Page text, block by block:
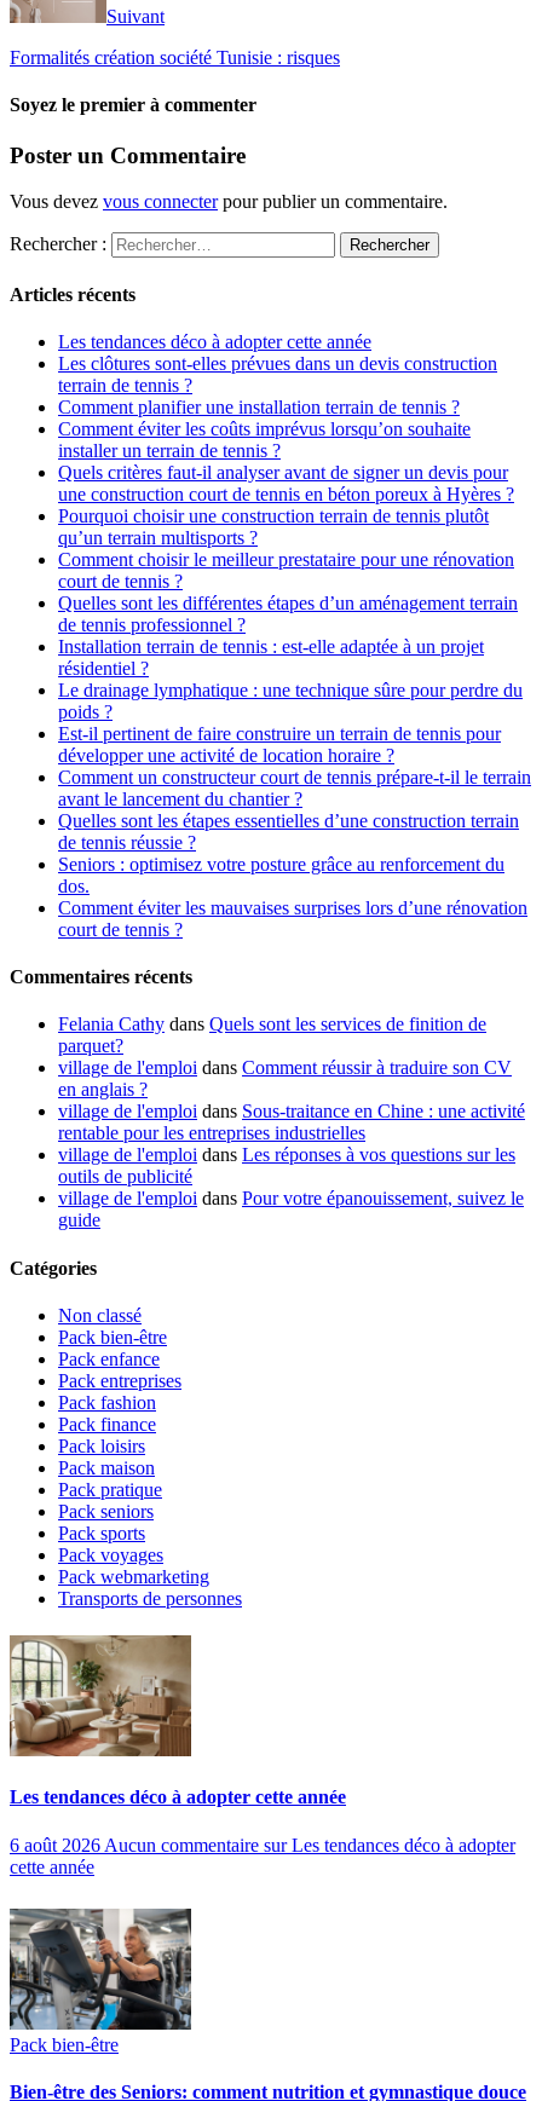
Suivant
Formalités création société Tunisie : risques
Soyez le premier à commenter
Poster un Commentaire
Vous devez vous connecterpour publier un commentaire.
Rechercher :
Articles récents
Les tendances déco à adopter cette année
Les clôtures sont-elles prévues dans un devis construction
terrain de tennis ?
Comment planifier une installation terrain de tennis ?
Comment éviter les coûts imprévus lorsqu’on souhaite
installer un terrain de tennis ?
Quels critères faut-il analyser avant de signer un devis pour
une construction court de tennis en béton poreux à Hyères ?
Pourquoi choisir une construction terrain de tennis plutôt
qu’un terrain multisports ?
Comment choisir le meilleur prestataire pour une rénovation
court de tennis ?
Quelles sont les différentes étapes d’un aménagement terrain
de tennis professionnel ?
Installation terrain de tennis : est-elle adaptée à un projet
résidentiel ?
Le drainage lymphatique : une technique sûre pour perdre du
poids ?
Est-il pertinent de faire construire un terrain de tennis pour
développer une activité de location horaire ?
Comment un constructeur court de tennis prépare-t-il le terrain
avant le lancement du chantier ?
Quelles sont les étapes essentielles d’une construction terrain
de tennis réussie ?
Seniors : optimisez votre posture grâce au renforcement du
dos.
Comment éviter les mauvaises surprises lors d’une rénovation
court de tennis ?
Commentaires récents
Felania Cathy dans Quels sont les services de finition de
parquet?
village de l'emploi dans Comment réussir à traduire son CV
en anglais ?
village de l'emploi dans Sous-traitance en Chine : une activité
rentable pour les entreprises industrielles
village de l'emploi dans Les réponses à vos questions sur les
outils de publicité
village de l'emploi dans Pour votre épanouissement, suivez le
guide
Catégories
Non classé
Pack bien-être
Pack enfance
Pack entreprises
Pack fashion
Pack finance
Pack loisirs
Pack maison
Pack pratique
Pack seniors
Pack sports
Pack voyages
Pack webmarketing
Transports de personnes
Les tendances déco à adopter cette année
6 août 2026 Aucun commentaire sur Les tendances déco à adopter
cette année
Pack bien-être
Bien-être des Seniors: comment nutrition et gymnastique douce